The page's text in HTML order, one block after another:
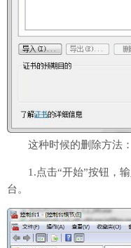
这种时候的删除方法：
1.点击“开始”按钮，输
台。